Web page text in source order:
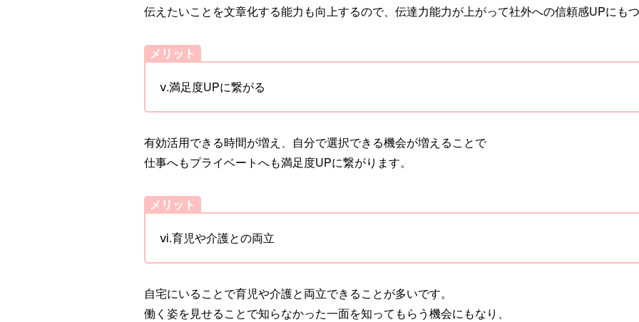
伝えたいことを文章化する能力も向上するので、伝達力能力が上がって社外への信頼感UPにも
メリット
ⅴ.満足度UPに繋がる
有効活用できる時間が増え、自分で選択できる機会が増えることで
仕事へもプライベートへも満足度UPに繋がります。
メリット
ⅵ.育児や介護との両立
自宅にいることで育児や介護と両立できることが多いです。
働く姿を見せることで知らなかった一面を知ってもらう機会にもなり、